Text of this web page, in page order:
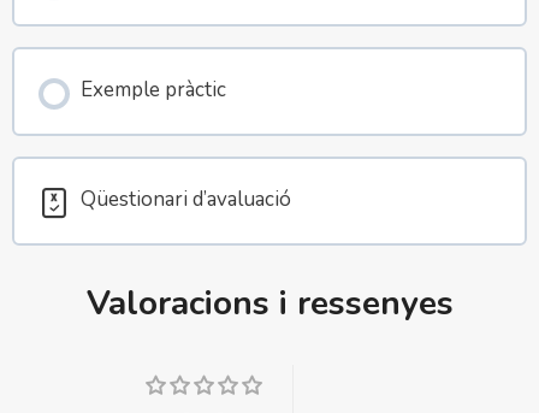
Exemple pràctic
Qüestionari d’avaluació
Valoracions i ressenyes